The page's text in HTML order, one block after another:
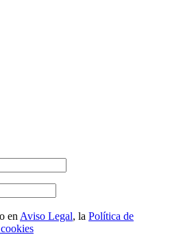
en Aviso Legal, la Política de